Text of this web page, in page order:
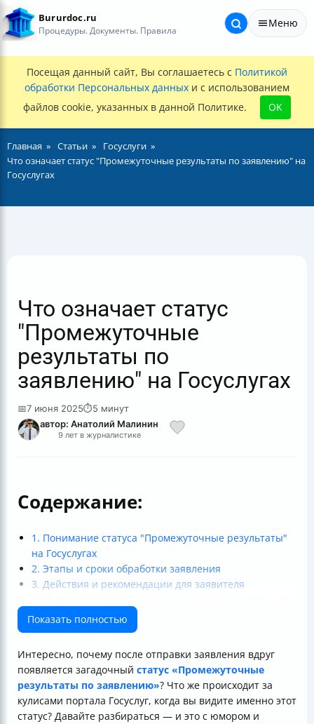
Bururdoc.ru
Процедуры. Документы. Правила
Меню
Посещая данный сайт, Вы соглашаетесь с Политикой
обработки Персональных данных и с использованием
файлов cookie, указанных в данной Политике.
OK
Главная Статьи
Госуслуги
Что означает статус "Промежуточные результаты по заявлению" на
Госуслугах
Что означает статус
"Промежуточные
результаты по
заявлению" на Госуслугах
📅7 июня 2025⏱5 минут
автор: Анатолий Малинин
9 лет в журналистике
Содержание:
1. Понимание статуса "Промежуточные результаты"
на Госуслугах
2. Этапы и сроки обработки заявления
3. Действия и рекомендации для заявителя
5. Взаимодействие систем и технические аспекты
Итог
Показать полностью
Интересно, почему после отправки заявления вдруг
появляется загадочный статус «Промежуточные
результаты по заявлению»? Что же происходит за
кулисами портала Госуслуг, когда вы видите именно этот
статус? Давайте разбираться — и это с юмором и